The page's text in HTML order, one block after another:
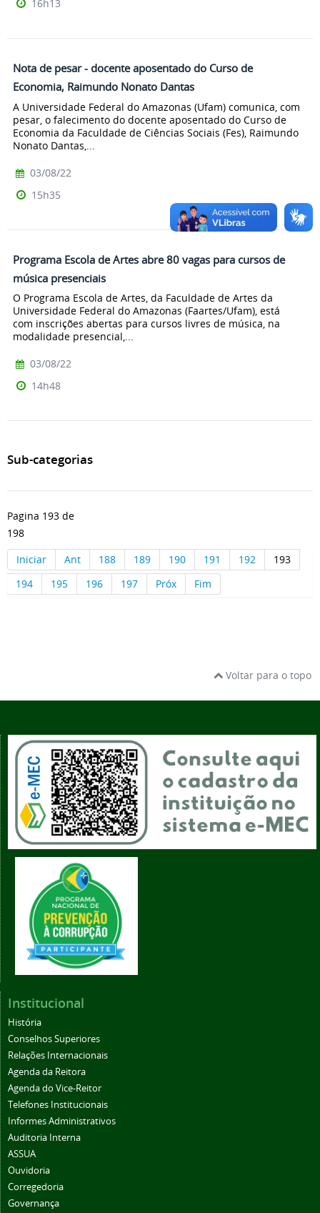
16h13
Nota de pesar - docente aposentado do Curso de
Economia, Raimundo Nonato Dantas
A Universidade Federal do Amazonas (Ufam) comunica, com
pesar, o falecimento do docente aposentado do Curso de
Economia da Faculdade de Ciências Sociais (Fes), Raimundo
Nonato Dantas,...
03/08/22
15h35
Programa Escola de Artes abre 80 vagas para cursos de
música presenciais
O Programa Escola de Artes, da Faculdade de Artes da
Universidade Federal do Amazonas (Faartes/Ufam), está
com inscrições abertas para cursos livres de música, na
modalidade presencial,...
03/08/22
14h48
Sub-categorias
Pagina 193 de
198
Iniciar
Ant 188 189 190 191 192
193
194
195 196 197 Próx Fim
Voltar para o topo
Institucional
História
Conselhos Superiores
Relações Internacionais
Agenda da Reitora
Agenda do Vice-Reitor
Telefones Institucionais
Informes Administrativos
Auditoria Interna
ASSUA
Ouvidoria
Corregedoria
Governança